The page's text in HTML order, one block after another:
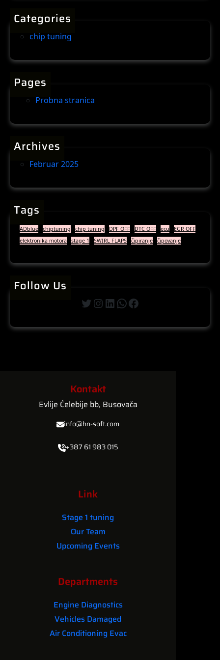
Categories
chip tuning
Pages
Probna stranica
Archives
Februar 2025
Tags
ADblue chiptuning chip tuning DPF OFF DTC OFF ecu
EGR OFF
elektronika motora
stage 1 SWIRL FLAPS čipiranje čipovanje
Follow Us
Twitter InstagramLinkedIn WhatsApp Facebook
Kontakt
Evlije Ćelebije bb, Busovača
info@hn-soft.com
+387 61 983 015
Link
Stage 1 tuning
Our Team
Upcoming Events
Departments
Engine Diagnostics
Vehicles Damaged
Air Conditioning Evac